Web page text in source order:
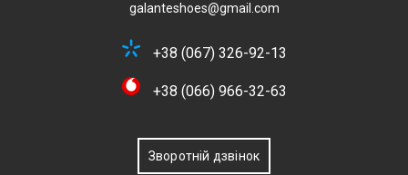
galanteshoes@gmail.com
+38 (067) 326-92-13
+38 (066) 966-32-63
Зворотній дзвінок